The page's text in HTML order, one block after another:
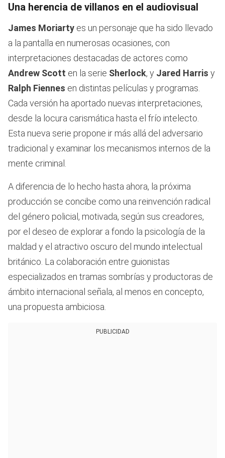
Una herencia de villanos en el audiovisual
James Moriarty es un personaje que ha sido llevado
a la pantalla en numerosas ocasiones, con
interpretaciones destacadas de actores como
Andrew Scott en la serie Sherlock, y Jared Harris y
Ralph Fiennes en distintas películas y programas.
Cada versión ha aportado nuevas interpretaciones,
desde la locura carismática hasta el frío intelecto.
Esta nueva serie propone ir más allá del adversario
tradicional y examinar los mecanismos internos de la
mente criminal.
A diferencia de lo hecho hasta ahora, la próxima
producción se concibe como una reinvención radical
del género policial, motivada, según sus creadores,
por el deseo de explorar a fondo la psicología de la
maldad y el atractivo oscuro del mundo intelectual
británico. La colaboración entre guionistas
especializados en tramas sombrías y productoras de
ámbito internacional señala, al menos en concepto,
una propuesta ambiciosa.
PUBLICIDAD